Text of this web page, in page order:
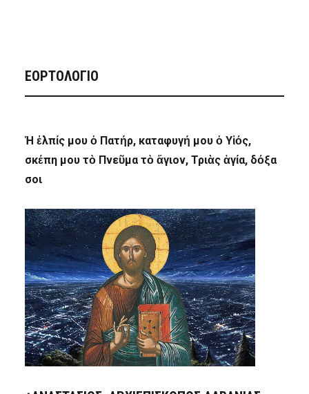
ΕΟΡΤΟΛΟΓΙΟ
Ἡ ἐλπίς μου ὁ Πατήρ, καταφυγή μου ὁ Υἱός,
σκέπη μου τὸ Πνεῦμα τὸ ἅγιον, Τριὰς ἁγία, δόξα
σοι